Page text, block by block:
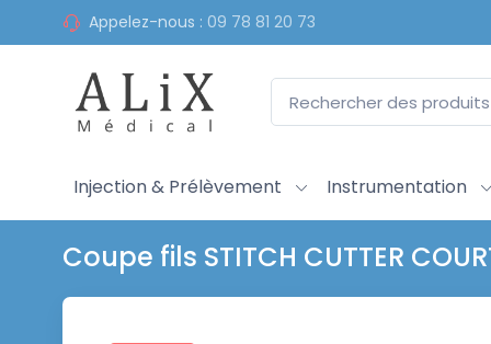
Appelez-nous : 09 78 81 20 73
Injection & Prélèvement Instrumentation
Coupe fils STITCH CUTTER